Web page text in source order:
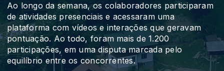
Ao longo da semana, os colaboradores participaram
de atividades presenciais e acessaram uma
plataforma com vídeos e interações que geravam
pontuação. Ao todo, foram mais de 1.200
participações, em uma disputa marcada pelo
equilíbrio entre os concorrentes.